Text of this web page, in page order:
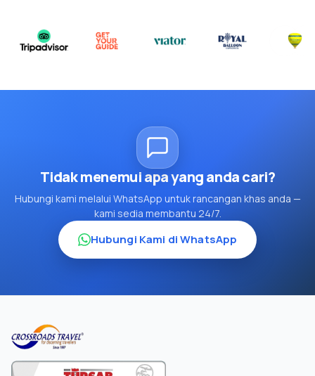
Tidak menemui apa yang anda cari?
Hubungi kami melalui WhatsApp untuk rancangan khas anda —
kami sedia membantu 24/7.
Hubungi Kami di WhatsApp